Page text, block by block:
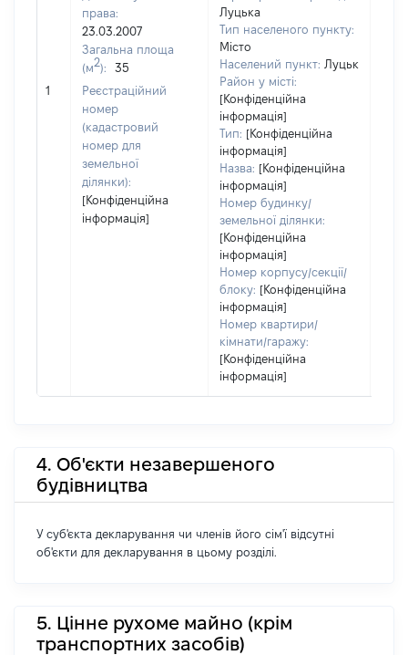
1
права:
23.03.2007
Загальна площа
(м2):
35
Реєстраційний
номер
(кадастровий
номер для
земельної
ділянки):
[Конфіденційна
інформація]
Луцька
Тип населеного пункту:
Місто
Населений пункт: Луцьк
Район у місті:
[Конфіденційна
інформація]
Тип: [Конфіденційна
інформація]
Назва: [Конфіденційна
інформація]
Номер будинку/
земельної ділянки:
[Конфіденційна
інформація]
Номер корпусу/секції/
блоку: [Конфіденційна
інформація]
Номер квартири/
кімнати/гаражу:
[Конфіденційна
інформація]
4. Об'єкти незавершеного
будівництва
У суб'єкта декларування чи членів його сім'ї відсутні
об'єкти для декларування в цьому розділі.
5. Цінне рухоме майно (крім
транспортних засобів)